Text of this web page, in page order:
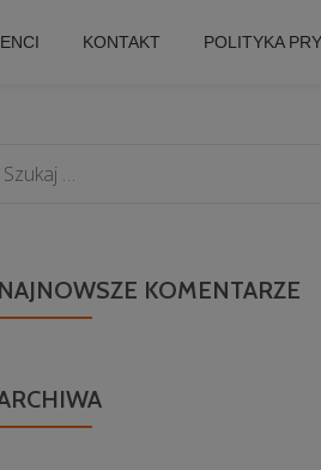
KONTAKT POLITYKA
NAJNOWSZE KOMENTARZE